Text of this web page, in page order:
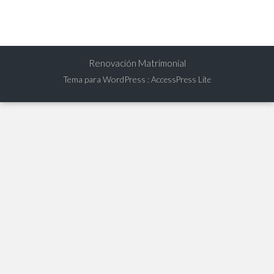
Renovación Matrimonial
Tema para WordPress :AccessPress Lite